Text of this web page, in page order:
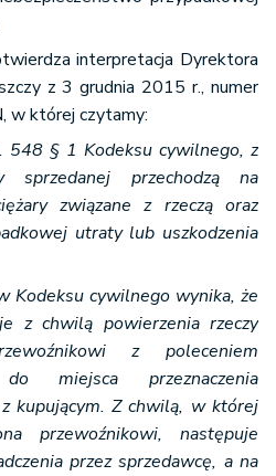
interpretacja Dyrektora
z 3 grudnia 2015 r., numer
której czytamy:
548 § 1 Kodeksu cywilnego, z
sprzedanej przechodzą na
związane z rzeczą oraz
utraty lub uszkodzenia
Kodeksu cywilnego wynika, że
z chwilą powierzenia rzeczy
z poleceniem
miejsca przeznaczenia
kupującym. Z chwilą, w której
przewoźnikowi, następuje
przez sprzedawcę, a na